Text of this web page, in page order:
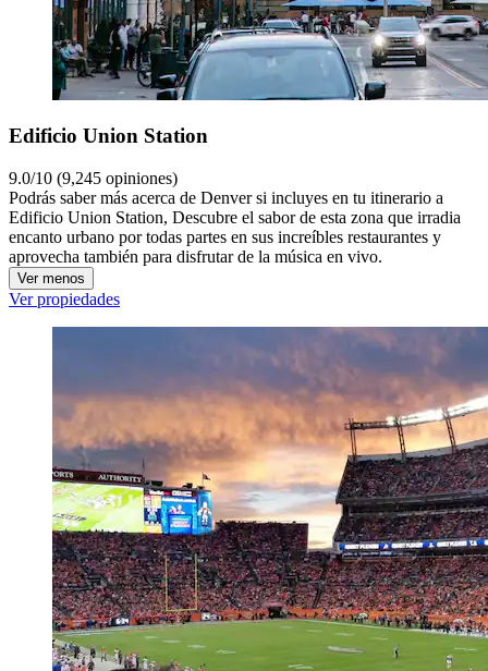
Edificio Union Station
9.0/10 (9,245 opiniones)
Podrás saber más acerca de Denver si incluyes en tu itinerario a
Edificio Union Station, Descubre el sabor de esta zona que irradia
encanto urbano por todas partes en sus increíbles restaurantes y
aprovecha también para disfrutar de la música en vivo.
Ver menos
Ver propiedades